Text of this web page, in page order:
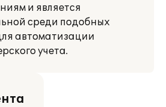
и является
среди подобных
автоматизации
учета.